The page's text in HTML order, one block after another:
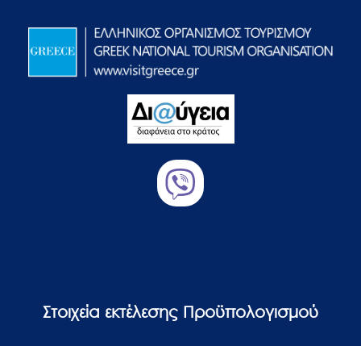
Στοιχεία εκτέλεσης Προϋπολογισμού